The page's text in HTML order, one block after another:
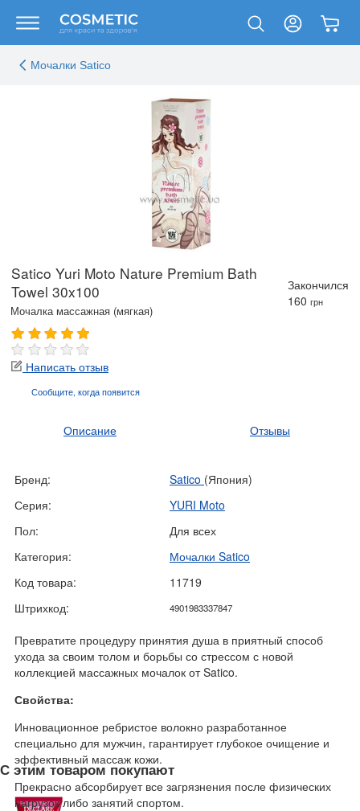
Мочалки Satico
Satico Yuri Moto Nature Premium Bath
Towel 30x100
Мочалка массажная (мягкая)
Закончился
160 грн
Написать отзыв
Сообщите, когдапоявится
Описание Отзывы
Бренд: Satico (Япония)
Серия:
YURI Moto
Пол:
Для всех
Категория:
Мочалки Satico
Код товара:
11719
Штрихкод:
4901983337847
Превратите процедуру принятия душа в приятный способ
ухода за своим толом и борьбы со стрессом с новой
коллекцией массажных мочалок от Satico.
Свойства:
Инновационное ребристое волокно разработанное
специально для мужчин, гарантирует глубокое очищение и
эффективный массаж кожи.
Прекрасно абсорбирует все загрязнения после физических
нагрузок либо занятий спортом.
С этим товаром покупают